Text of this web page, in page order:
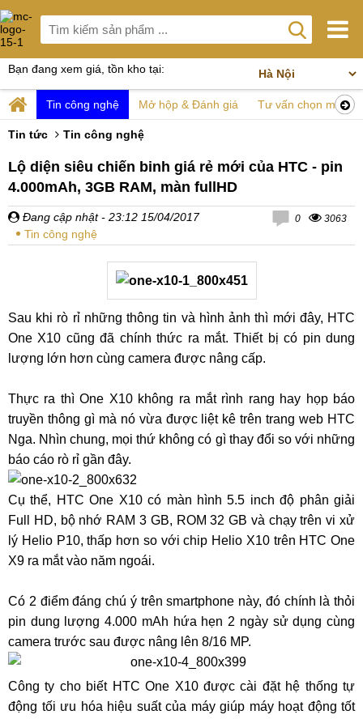
Bạn đang xem giá, tồn kho tại:
Tin công nghệ Mở hộp & Đánh giá Tư vấn chọn mua
Tin tức Tin công nghệ
Lộ diện siêu chiến binh giá rẻ mới của HTC - pin
4.000mAh, 3GB RAM, màn fullHD
Đang cập nhật - 23:12 15/04/2017
Tin công nghệ
0 3063
Sau khi rò rỉ những thông tin và hình ảnh thì mới đây, HTC
One X10 cũng đã chính thức ra mắt. Thiết bị có pin dung
lượng lớn hơn cùng camera được nâng cấp.
Thực ra thì One X10 không ra mắt rình rang hay họp báo
truyền thông gì mà nó vừa được liệt kê trên trang web HTC
Nga. Nhìn chung, mọi thứ không có gì thay đổi so với những
báo cáo rò rỉ gần đây.
Cụ thể, HTC One X10 có màn hình 5.5 inch độ phân giải
Full HD, bộ nhớ RAM 3 GB, ROM 32 GB và chạy trên vi xử
lý Helio P10, thấp hơn so với chip Helio X10 trên HTC One
X9 ra mắt vào năm ngoái.
Có 2 điểm đáng chú ý trên smartphone này, đó chính là thỏi
pin dung lượng 4.000 mAh hứa hẹn 2 ngày sử dụng cùng
camera trước sau được nâng lên 8/16 MP.
Công ty cho biết HTC One X10 được cài đặt hệ thống tự
động tối ưu hóa hiệu suất của máy giúp máy hoạt động tốt